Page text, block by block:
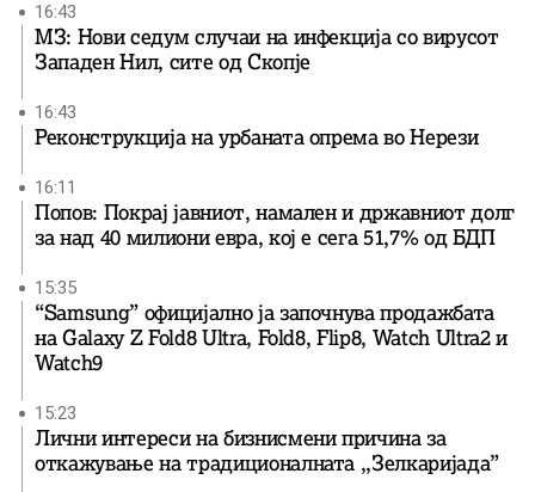
16:43
МЗ: Нови седум случаи на инфекција со вирусот
Западен Нил, сите од Скопје
16:43
Реконструкција на урбаната опрема во Нерези
16:11
Попов: Покрај јавниот, намален и државниот долг
за над 40 милиони евра, кој e сега 51,7% од БДП
15:35
“Samsung” официјално ја започнува продажбата
на Galaxy Z Fold8 Ultra, Fold8, Flip8, Watch Ultra2 и
Watch9
15:23
Лични интереси на бизнисмени причина за
откажување на традиционалната ,,Зелкаријада”